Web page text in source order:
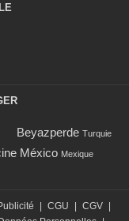
Beyazperde Turquie
México Mexique
CGU CGV